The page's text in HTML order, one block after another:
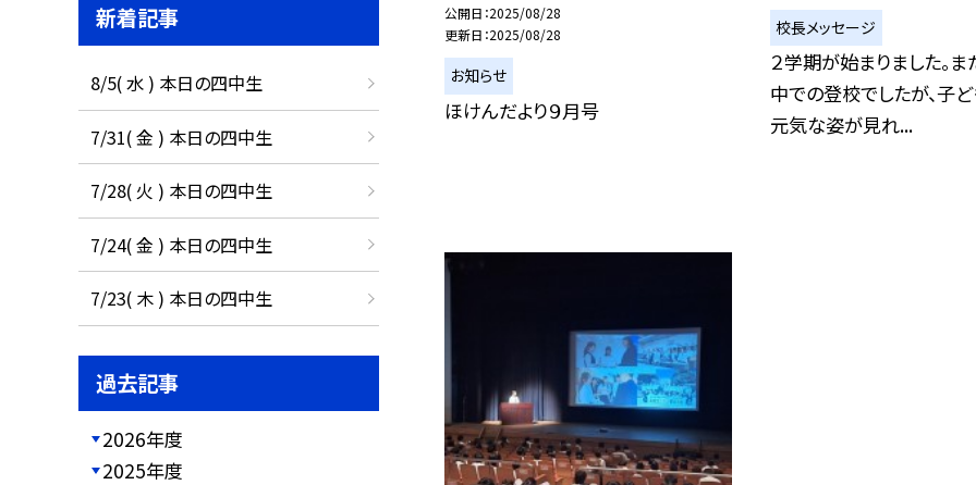
公開日 2025/08/28
更新日 2025/08/28
お知らせ
ほけんだより９月号
校長メッセージ
２学期が始まりました。
中での登校でしたが、子
元気な姿が見れ...
新着記事
8/5( 水 ) 本日の四中生
7/31( 金 ) 本日の四中生
7/28( 火 ) 本日の四中生
7/24( 金 ) 本日の四中生
7/23( 木 ) 本日の四中生
過去記事
2026年度
2025年度